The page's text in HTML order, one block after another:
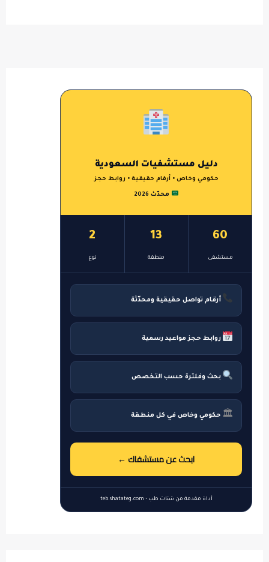
دليل مستشفيات السعودية
حكومي وخاص • أرقام حقيقية • روابط حجز
محدّث 2026
60
مستشفى
13
منطقة
2
نوع
أرقام تواصل حقيقية ومحدّثة
روابط حجز مواعيد رسمية
بحث وفلترة حسب التخصص
🏛 حكومي وخاص في كل منطقة
ابحث عن مستشفاك ←
أداة مقدمة من شتات طب • teb.shatateg.com